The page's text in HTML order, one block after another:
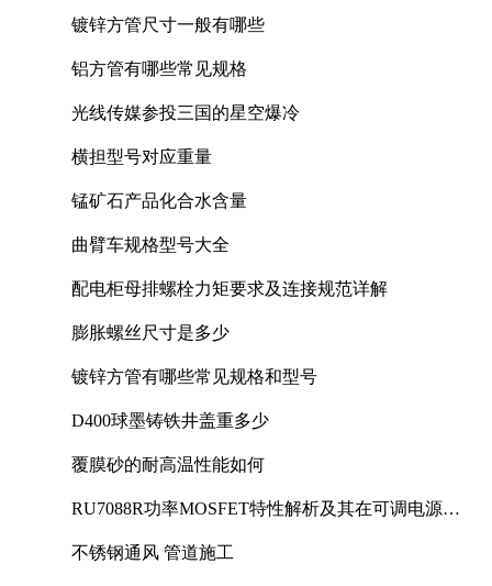
镀锌方管尺寸一般有哪些
铝方管有哪些常见规格
光线传媒参投三国的星空爆冷
横担型号对应重量
锰矿石产品化合水含量
曲臂车规格型号大全
配电柜母排螺栓力矩要求及连接规范详解
膨胀螺丝尺寸是多少
镀锌方管有哪些常见规格和型号
D400球墨铸铁井盖重多少
覆膜砂的耐高温性能如何
RU7088R功率MOSFET特性解析及其在可调电源设
不锈钢通风 管道施工